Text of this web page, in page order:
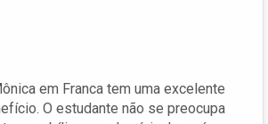
em Franca tem uma excelente
O estudante não se preocupa